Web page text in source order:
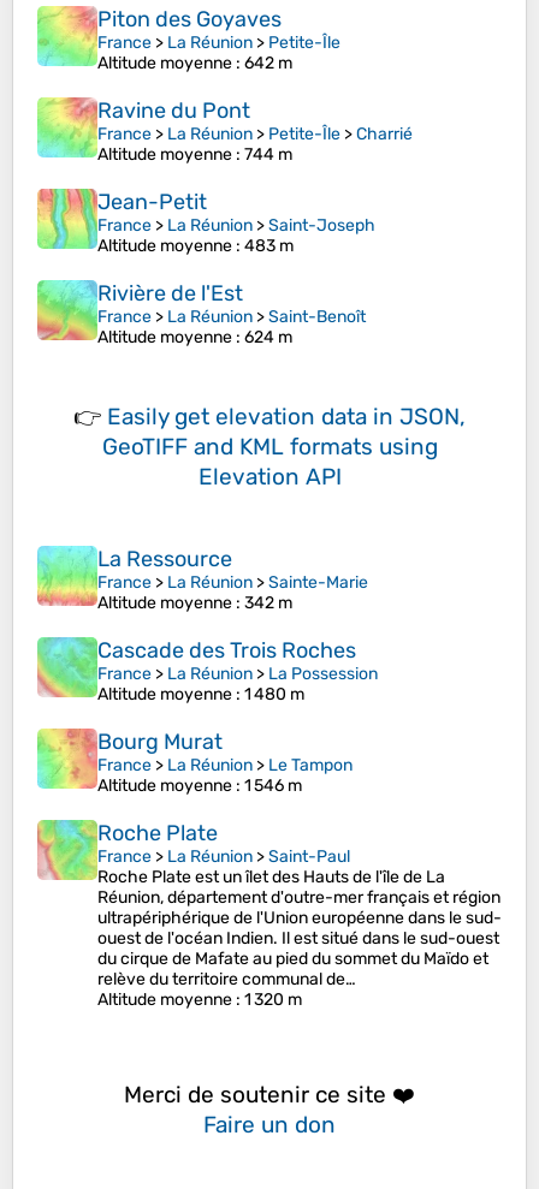
Piton des Goyaves
France > La Réunion > Petite-Île
Altitude moyenne : 642 m
Ravine du Pont
France > La Réunion > Petite-Île >Charrié
Altitude moyenne : 744 m
Jean-Petit
France > La Réunion >Saint-Joseph
Altitude moyenne : 483 m
Rivière de l'Est
France > La Réunion >Saint-Benoît
Altitude moyenne : 624 m
👉 Easily get elevation data in JSON,
GeoTIFF and KML formats using
Elevation API
La Ressource
France > La Réunion >Sainte-Marie
Altitude moyenne : 342 m
Cascade des Trois Roches
France > La Réunion > La Possession
Altitude moyenne : 1 480 m
Bourg Murat
France > La Réunion > Le Tampon
Altitude moyenne : 1 546 m
Roche Plate
France > La Réunion >Saint-Paul
Roche Plate est un îlet des Hauts de l'île de La
Réunion, département d'outre-mer français et région
ultrapériphérique de l'Union européenne dans le sud-
ouest de l'océan Indien. Il est situé dans le sud-ouest
du cirque de Mafate au pied du sommet du Maïdo et
relève du territoire communal de…
Altitude moyenne : 1 320 m
Merci de soutenir ce site ❤️
Faire un don